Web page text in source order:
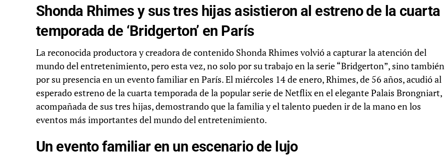
Shonda Rhimes y sus tres hijas asistieron al estreno de la cuarta
temporada de ‘Bridgerton’ en París
La reconocida productora y creadora de contenido Shonda Rhimes volvió a capturar la atención del
mundo del entretenimiento, pero esta vez, no solo por su trabajo en la serie “Bridgerton”, sino también
por su presencia en un evento familiar en París. El miércoles 14 de enero, Rhimes, de 56 años, acudió al
esperado estreno de la cuarta temporada de la popular serie de Netflix en el elegante Palais Brongniart,
acompañada de sus tres hijas, demostrando que la familia y el talento pueden ir de la mano en los
eventos más importantes del mundo del entretenimiento.
Un evento familiar en un escenario de lujo